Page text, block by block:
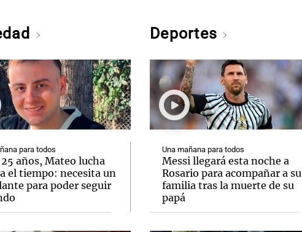
para todos
25 años, Mateo lucha
el tiempo: necesita un
para poder seguir
Deportes
Una mañana para todos
Messi llegará esta noche a
Rosario para acompañar a su
familia tras la muerte de su
papá